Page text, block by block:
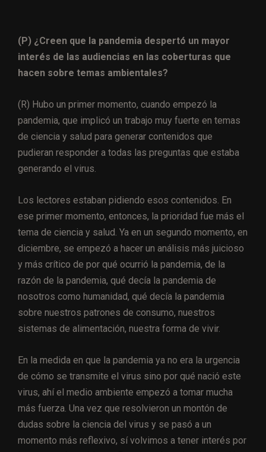
(P) ¿Creen que la pandemia despertó un mayor
interés de las audiencias en las coberturas que
hacen sobre temas ambientales?
(R) Hubo un primer momento, cuando empezó la
pandemia, que implicó un trabajo muy fuerte en temas
de ciencia y salud para generar contenidos que
pudieran responder a todas las preguntas que estaba
generando el virus.
Los lectores estaban pidiendo esos contenidos. En
ese primer momento, entonces, la prioridad fue más el
tema de ciencia y salud. Ya en un segundo momento, en
diciembre, se empezó a hacer un análisis más juicioso
y más crítico de por qué ocurrió la pandemia, de la
razón de la pandemia, qué decía la pandemia de
nosotros como humanidad, qué decía la pandemia
sobre nuestros patrones de consumo, nuestros
sistemas de alimentación, nuestra forma de vivir.
En la medida en que la pandemia ya no era la urgencia
de cómo se transmite el virus sino por qué nació este
virus, ahí el medio ambiente empezó a tomar mucha
más fuerza. Una vez que resolvieron un montón de
dudas sobre la ciencia del virus y se pasó a un
momento más reflexivo, sí volvimos a tener interés por